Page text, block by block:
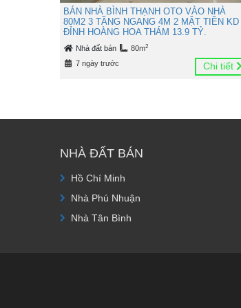
BÁN NHÀ BÌNH THẠNH OTO VÀO NHÀ
80M2 3 TẦNG NGANG 4M 2 MẶT TIỀN KD
ĐỈNH HOÀNG HOA THÁM 13.9 TỶ.
Nhà đất bán 80m2
7 ngày trước Chi tiết
NHÀ ĐẤT BÁN
Hồ Chí Minh
Nhà Phú Nhuận
Nhà Tân Bình